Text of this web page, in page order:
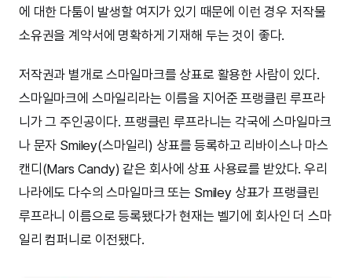
에 대한 다툼이 발생할 여지가 있기 때문에 이런 경우 저작물
소유권을 계약서에 명확하게 기재해 두는 것이 좋다.
저작권과 별개로 스마일마크를 상표로 활용한 사람이 있다.
스마일마크에 스마일리라는 이름을 지어준 프랭클린 루프라
니가 그 주인공이다. 프랭클린 루프라니는 각국에 스마일마크
나 문자 Smiley(스마일리) 상표를 등록하고 리바이스나 마스
캔디(Mars Candy) 같은 회사에 상표 사용료를 받았다. 우리
나라에도 다수의 스마일마크 또는 Smiley 상표가 프랭클린
루프라니 이름으로 등록됐다가 현재는 벨기에 회사인 더 스마
일리 컴퍼니로 이전됐다.